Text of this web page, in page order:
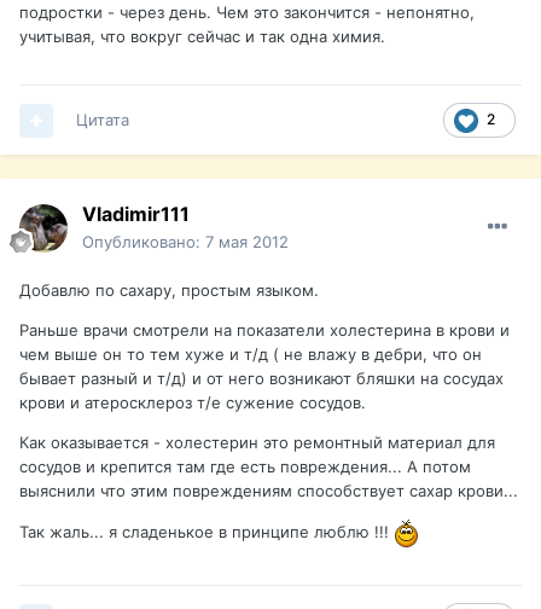
подростки - через день. Чем это закончится - непонятно,
учитывая, что вокруг сейчас и так одна химия.
2
Цитата
Vladimir111
Опубликовано: 7 мая 2012
Добавлю по сахару, простым языком.
Раньше врачи смотрели на показатели холестерина в крови и
чем выше он то тем хуже и т/д ( не влажу в дебри, что он
бывает разный и т/д) и от него возникают бляшки на сосудах
крови и атеросклероз т/е сужение сосудов.
Как оказывается - холестерин это ремонтный материал для
сосудов и крепится там где есть повреждения... А потом
выяснили что этим повреждениям способствует сахар крови...
Так жаль... я сладенькое в принципе люблю !!!